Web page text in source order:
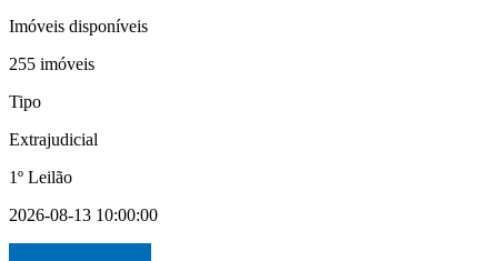
Imóveis disponíveis
255 imóveis
Tipo
Extrajudicial
1º Leilão
2026-08-13 10:00:00